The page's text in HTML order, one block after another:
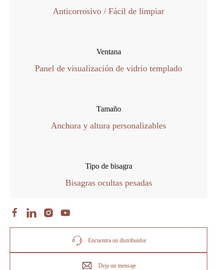
Anticorrosivo / Fácil de limpiar
Ventana
Panel de visualización de vidrio templado
Tamaño
Anchura y altura personalizables
Tipo de bisagra
Bisagras ocultas pesadas
Encuentra un distribuidor
Deja un mensaje